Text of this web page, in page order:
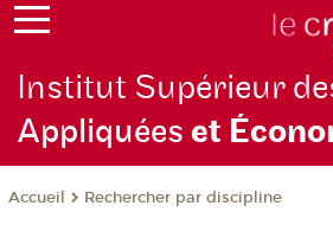
Institut Supérieur
Appliquéeset Écono
Accueil Rechercher par discipline